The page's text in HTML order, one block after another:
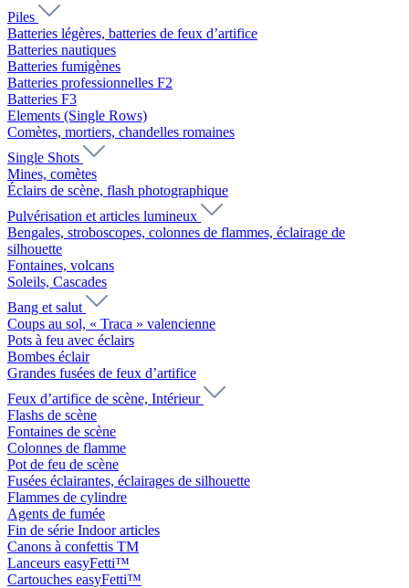
Piles
Batteries légères, batteries de feux d’artifice
Batteries nautiques
Batteries fumigènes
Batteries professionnelles F2
Batteries F3
Elements (Single Rows)
Comètes, mortiers, chandelles romaines
Single Shots
Mines, comètes
Éclairs de scène, flash photographique
Pulvérisation et articles lumineux
Bengales, stroboscopes, colonnes de flammes, éclairage de
silhouette
Fontaines, volcans
Soleils, Cascades
Bang et salut
Coups au sol, « Traca » valencienne
Pots à feu avec éclairs
Bombes éclair
Grandes fusées de feux d’artifice
Feux d’artifice de scène, Intérieur
Flashs de scène
Fontaines de scène
Colonnes de flamme
Pot de feu de scène
Fusées éclairantes, éclairages de silhouette
Flammes de cylindre
Agents de fumée
Fin de série Indoor articles
Canons à confettis TM
Lanceurs easyFetti™
Cartouches easyFetti™